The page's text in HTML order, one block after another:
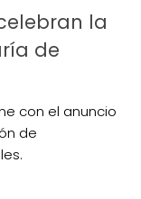
la
de
con el anuncio
de